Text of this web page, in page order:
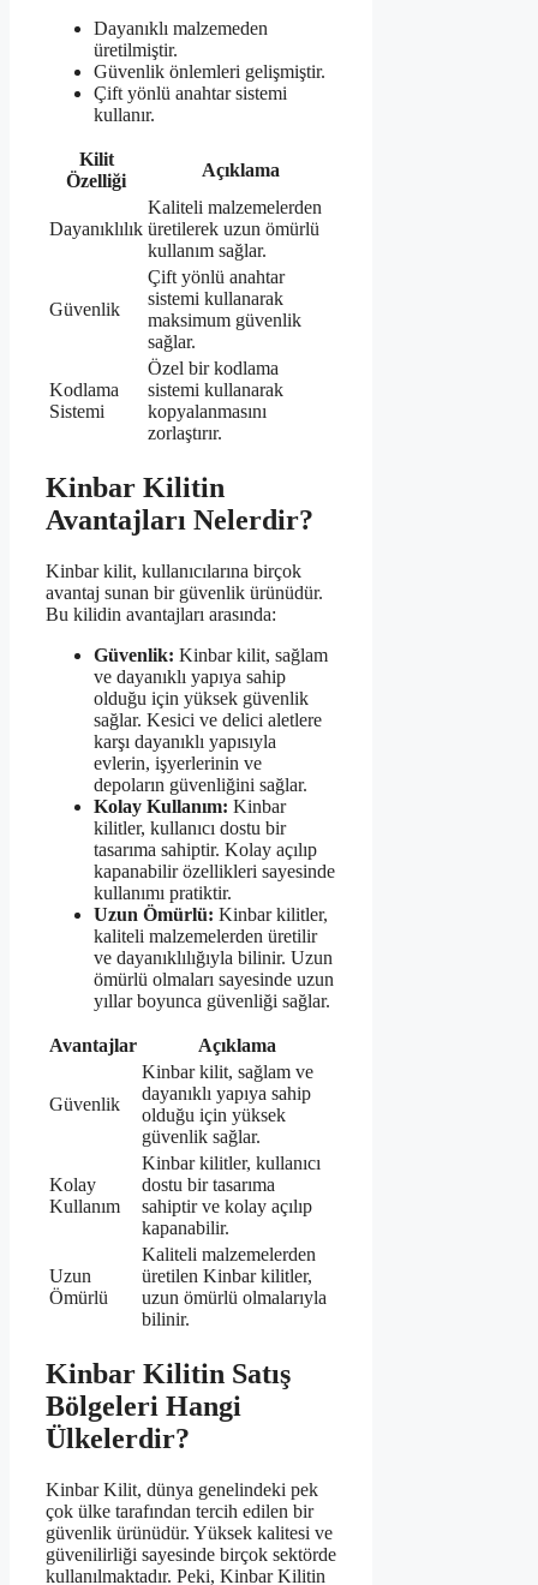
Dayanıklı malzemeden
üretilmiştir.
Güvenlik önlemleri gelişmiştir.
Çift yönlü anahtar sistemi
kullanır.
Kilit
Özelliği
Açıklama
Dayanıklılık
Kaliteli malzemelerden
üretilerek uzun ömürlü
kullanım sağlar.
Güvenlik
Çift yönlü anahtar
sistemi kullanarak
maksimum güvenlik
sağlar.
Kodlama
Sistemi
Özel bir kodlama
sistemi kullanarak
kopyalanmasını
zorlaştırır.
Kinbar Kilitin
Avantajları Nelerdir?
Kinbar kilit, kullanıcılarına birçok
avantaj sunan bir güvenlik ürünüdür.
Bu kilidin avantajları arasında:
Güvenlik: Kinbar kilit, sağlam
ve dayanıklı yapıya sahip
olduğu için yüksek güvenlik
sağlar. Kesici ve delici aletlere
karşı dayanıklı yapısıyla
evlerin, işyerlerinin ve
depoların güvenliğini sağlar.
Kolay Kullanım: Kinbar
kilitler, kullanıcı dostu bir
tasarıma sahiptir. Kolay açılıp
kapanabilir özellikleri sayesinde
kullanımı pratiktir.
Uzun Ömürlü: Kinbar kilitler,
kaliteli malzemelerden üretilir
ve dayanıklılığıyla bilinir. Uzun
ömürlü olmaları sayesinde uzun
yıllar boyunca güvenliği sağlar.
Avantajlar Açıklama
Güvenlik
Kinbar kilit, sağlam ve
dayanıklı yapıya sahip
olduğu için yüksek
güvenlik sağlar.
Kolay
Kullanım
Kinbar kilitler, kullanıcı
dostu bir tasarıma
sahiptir ve kolay açılıp
kapanabilir.
Uzun
Ömürlü
Kaliteli malzemelerden
üretilen Kinbar kilitler,
uzun ömürlü olmalarıyla
bilinir.
Kinbar Kilitin Satış
Bölgeleri Hangi
Ülkelerdir?
Kinbar Kilit, dünya genelindeki pek
çok ülke tarafından tercih edilen bir
güvenlik ürünüdür. Yüksek kalitesi ve
güvenilirliği sayesinde birçok sektörde
kullanılmaktadır. Peki, Kinbar Kilitin